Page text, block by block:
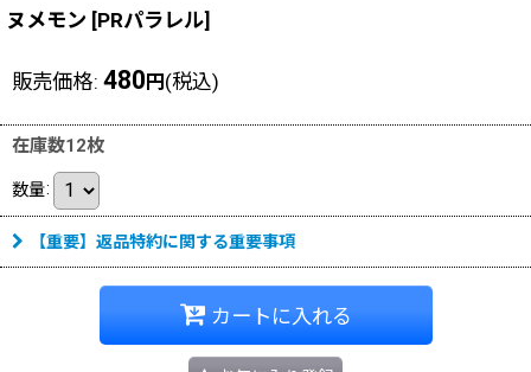
ヌメモン [PRパラレル]
販売価格: 480 円 (税込)
在庫数12枚
数量:
【重要】返品特約に関する重要事項
カートに入れる